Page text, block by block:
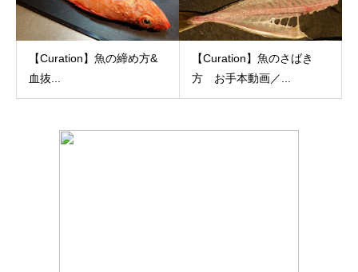
【Curation】魚の締め方&
血抜...
【Curation】魚のさばき
方 お手本動画／...